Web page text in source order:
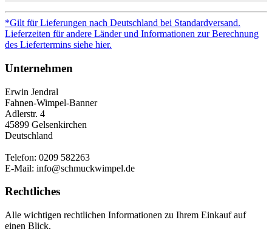
*Gilt für Lieferungen nach Deutschland bei Standardversand.
Lieferzeiten für andere Länder und Informationen zur Berechnung
des Liefertermins siehe hier.
Unternehmen
Erwin Jendral
Fahnen-Wimpel-Banner
Adlerstr. 4
45899 Gelsenkirchen
Deutschland
Telefon: 0209 582263
E-Mail: info@schmuckwimpel.de
Rechtliches
Alle wichtigen rechtlichen Informationen zu Ihrem Einkauf auf
einen Blick.